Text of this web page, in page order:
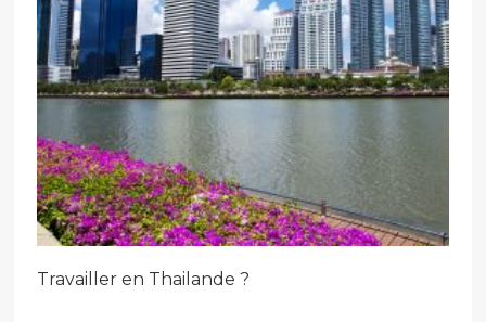
Travailler en Thailande ?